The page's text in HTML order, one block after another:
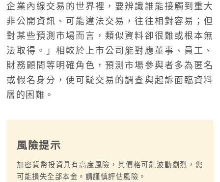
企業內線交易的世界裡，要辨識誰能接觸到重大
非公開資訊、可能違法交易，往往相對容易；但
對某些預測市場而言，類似資料卻很難或根本無
法取得。」相較於上市公司能對應董事、員工、
財務顧問等明確角色，預測市場參與者多為匿名
或假名身分，使可疑交易的調查與起訴面臨資料
層的困難。
風險提示
加密貨幣投資具有高度風險，其價格可能波動劇烈，您
可能損失全部本金。請謹慎評估風險。